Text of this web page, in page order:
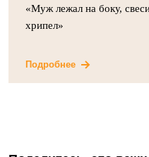
«Муж лежал на боку,
хрипел»
Подробнее